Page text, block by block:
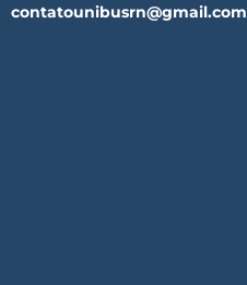
contatounibusrn@gmail.com